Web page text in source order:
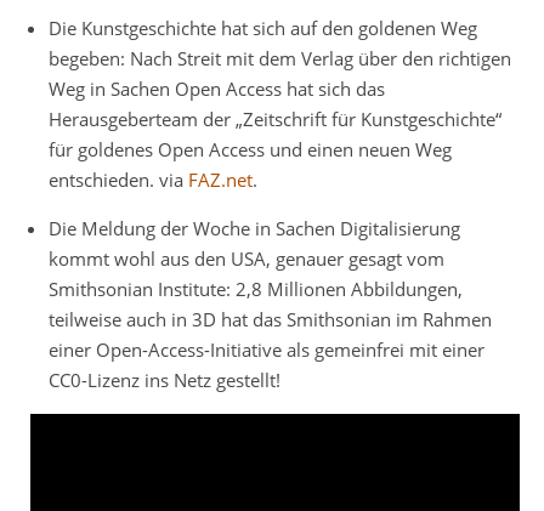
Die Kunstgeschichte hat sich auf den goldenen Weg
begeben: Nach Streit mit dem Verlag über den richtigen
Weg in Sachen Open Access hat sich das
Herausgeberteam der „Zeitschrift für Kunstgeschichte“
für goldenes Open Access und einen neuen Weg
entschieden. via FAZ.net.
Die Meldung der Woche in Sachen Digitalisierung
kommt wohl aus den USA, genauer gesagt vom
Smithsonian Institute: 2,8 Millionen Abbildungen,
teilweise auch in 3D hat das Smithsonian im Rahmen
einer Open-Access-Initiative als gemeinfrei mit einer
CC0-Lizenz ins Netz gestellt!